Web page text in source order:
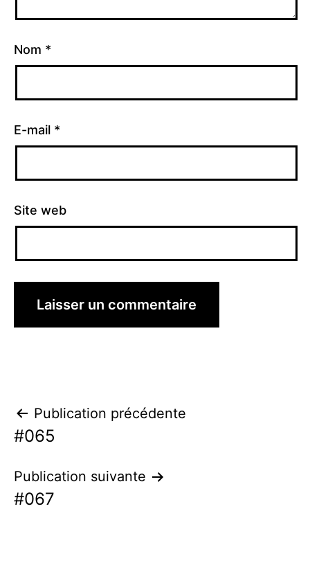
Nom *
E-mail *
Site web
Navigation
de
l’article
Publication précédente
#065
Publication suivante
#067